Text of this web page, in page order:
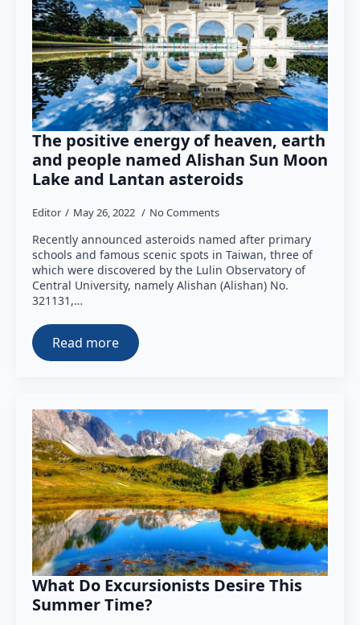
The positive energy of heaven, earth
and people named Alishan Sun Moon
Lake and Lantan asteroids
Editor May 26, 2022 No Comments
Recently announced asteroids named after primary
schools and famous scenic spots in Taiwan, three of
which were discovered by the Lulin Observatory of
Central University, namely Alishan (Alishan) No.
321131,…
Read more
What Do Excursionists Desire This
Summer Time?